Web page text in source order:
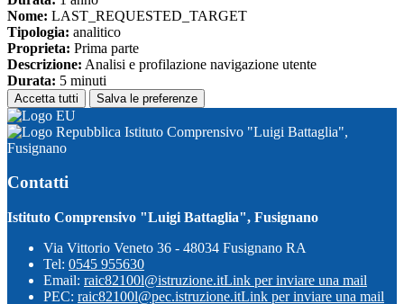
Nome: LAST_REQUESTED_TARGET
Tipologia: analitico
Proprieta: Prima parte
Descrizione: Analisi e profilazione navigazione utente
Durata: 5 minuti
Accetta tutti Salva le preferenze
Istituto Comprensivo "Luigi Battaglia",
Fusignano
Contatti
Istituto Comprensivo "Luigi Battaglia", Fusignano
Via Vittorio Veneto 36 - 48034 Fusignano RA
Tel: 0545 955630
Email: raic82100l@istruzione.itLink per inviare una mail
PEC: raic82100l@pec.istruzione.itLink per inviare una mail